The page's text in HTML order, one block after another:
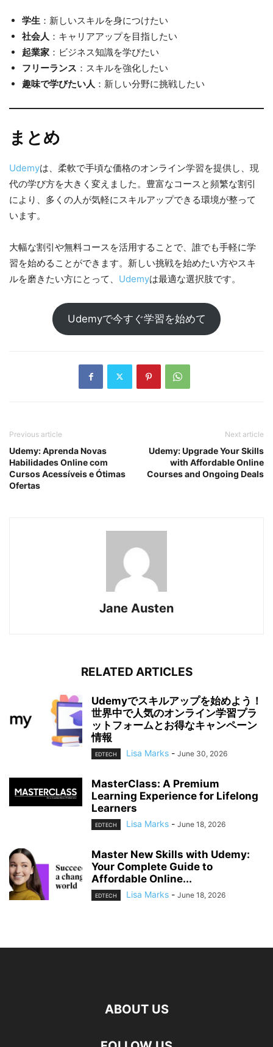
学生 ：新しいスキルを身につけたい
社会人 ：キャリアアップを目指したい
起業家 ：ビジネス知識を学びたい
フリーランス ：スキルを強化したい
趣味で学びたい人 ：新しい分野に挑戦したい
まとめ
Udemyは、柔軟で手頃な価格のオンライン学習を提供し、現
代の学び方を大きく変えました。豊富なコースと頻繁な割引
により、多くの人が気軽にスキルアップできる環境が整って
います。
大幅な割引や無料コースを活用することで、誰でも手軽に学
習を始めることができます。新しい挑戦を始めたい方やスキ
ルを磨きたい方にとって、 Udemyは最適な選択肢です。
Udemyで今すぐ学習を始めて
Previous article
Udemy: Aprenda Novas
Habilidades Online com
Cursos Acessíveis e Ótimas
Ofertas
Next article
Udemy: Upgrade Your Skills
with Affordable Online
Courses and Ongoing Deals
Jane Austen
RELATED ARTICLES
Udemyでスキルアップを始めよう！
世界中で人気のオンライン学習プラ
ットフォームとお得なキャンペーン
情報
EDTECH Lisa Marks - June 30, 2026
MasterClass: A Premium
Learning Experience for Lifelong
Learners
EDTECH Lisa Marks - June 18, 2026
Master New Skills with Udemy:
Your Complete Guide to
Affordable Online...
EDTECH Lisa Marks - June 18, 2026
ABOUT US